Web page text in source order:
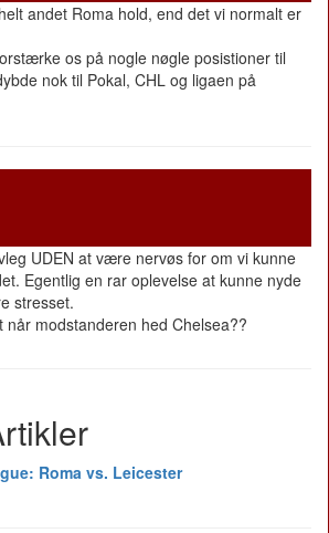
andet Roma hold, end det vi normalt er
os på nogle nøgle posistioner til
nok til Pokal, CHL og ligaen på
UDEN at være nervøs for om vi kunne
Egentlig en rar oplevelse at kunne nyde
stresset.
når modstanderen hed Chelsea??
Roma vs. Leicester